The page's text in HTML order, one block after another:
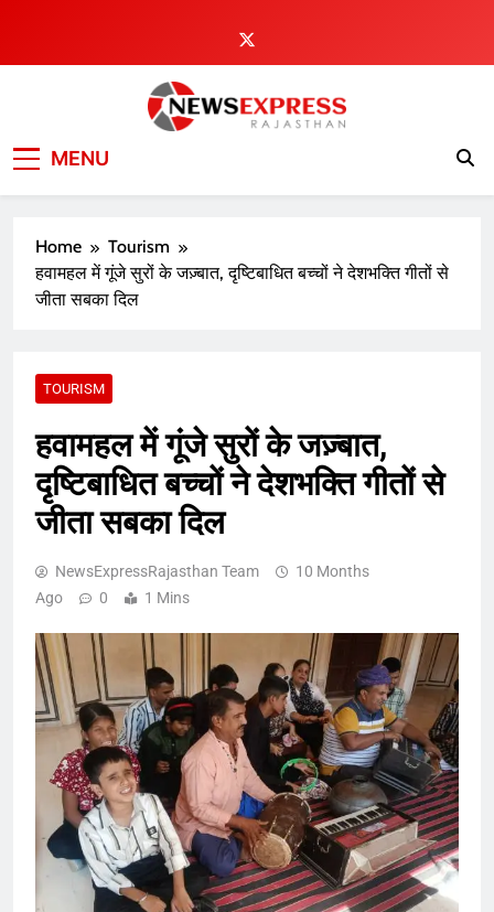
content
MENU
Home
Tourism
हवामहल में गूंजे सुरों के जज़्बात, दृष्टिबाधित बच्चों ने देशभक्ति गीतों से
जीता सबका दिल
TOURISM
हवामहल में गूंजे सुरों के जज़्बात,
दृष्टिबाधित बच्चों ने देशभक्ति गीतों से
जीता सबका दिल
NewsExpressRajasthan Team
10 Months
Ago
0 1 Mins